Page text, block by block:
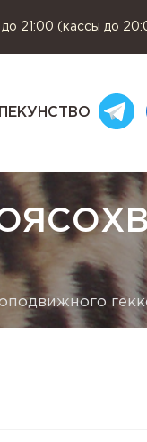
21:00 (кассы до